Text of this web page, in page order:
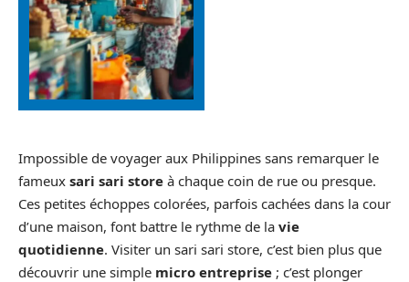
Impossible de voyager aux Philippines sans remarquer le
fameux sari sari store à chaque coin de rue ou presque.
Ces petites échoppes colorées, parfois cachées dans la cour
d’une maison, font battre le rythme de la vie
quotidienne. Visiter un sari sari store, c’est bien plus que
découvrir une simple micro entreprise ; c’est plonger